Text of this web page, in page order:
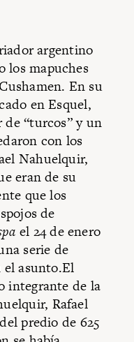
argentino
los mapuches
En su
en Esquel,
“turcos” y un
con los
Nahuelquir,
eran de su
que los
de
el 24 de enero
serie de
asunto.El
integrante de la
Rafael
predio de 625